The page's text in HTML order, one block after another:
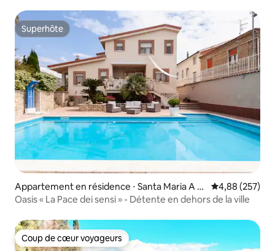
Superhôte
Superhôte
Appartement en résidence ⋅ Santa Maria A Vi
co
Évaluation
4,88 (257)
Oasis « La Pace dei sensi » - Détente en dehors de la ville
Coup de cœur voyageurs
Coup de cœur voyageurs